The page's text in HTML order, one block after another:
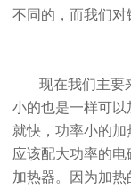
不同的，而我们对
现在我们主要
小的也是一样可以
就快，功率小的
应该配大功率的
加热器。因为加